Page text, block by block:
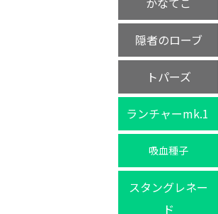
隠者のローブ
トパーズ
ランチャーmk.1
吸血種子
スタングレネー
ド